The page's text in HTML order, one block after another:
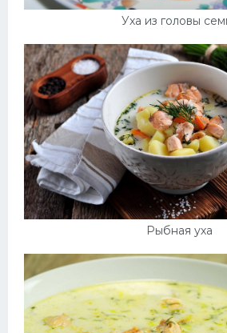
Уха из головы
Рыбная уха